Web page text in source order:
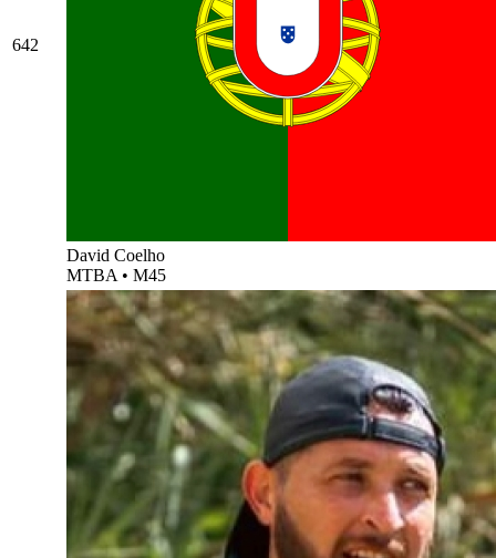
642
David Coelho
MTBA • M45